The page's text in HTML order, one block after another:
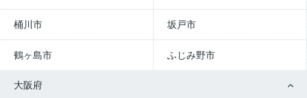
桶川市 坂戸市
鶴ヶ島市 ふじみ野市
大阪府